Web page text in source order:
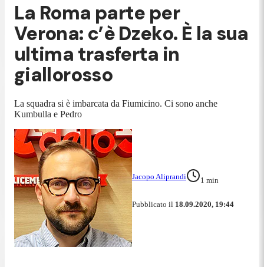
La Roma parte per
Verona: c’è Dzeko. È la sua
ultima trasferta in
giallorosso
La squadra si è imbarcata da Fiumicino. Ci sono anche
Kumbulla e Pedro
Jacopo Aliprandi 1 min
Pubblicato il 18.09.2020, 19:44